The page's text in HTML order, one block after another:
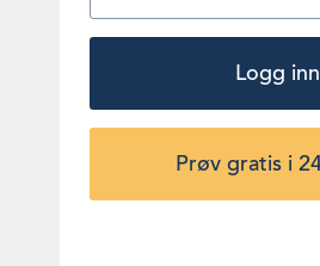
Logg inn
Prøv gratis i